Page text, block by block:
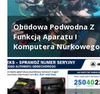
Obudowa Podwodna Z
Funkcją Aparatu I
Komputera Nurkowego